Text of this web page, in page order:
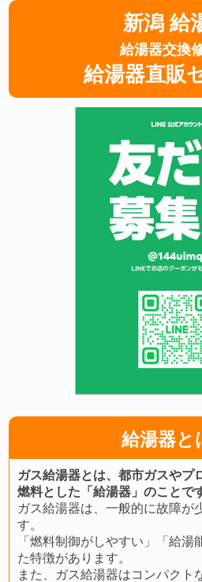
新潟 給
給湯器交換
給湯器直販
給湯器と
ガス給湯器とは、都市ガスやプ
燃料とした「給湯器」のことで
ガス給湯器は、一般的に故障が
す。
「燃料制御がしやすい」「給
た特徴があります。
また、ガス給湯器はコンパクト